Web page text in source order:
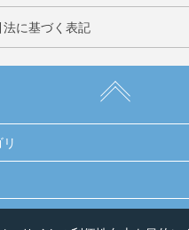
に基づく表記